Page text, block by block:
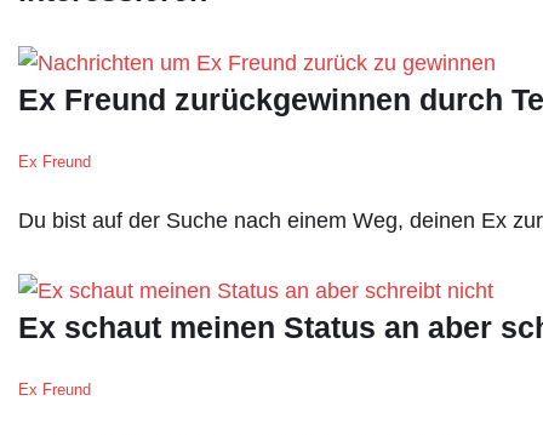
Ex Freund zurückgewinnen durch
Ex Freund
Du bist auf der Suche nach einem Weg, deinen Ex
Ex schaut meinen Status an aber
Ex Freund